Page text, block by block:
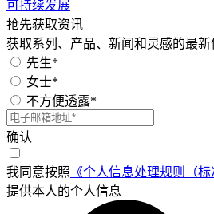
可持续发展
抢先获取资讯
获取系列、产品、新闻和灵感的最新
先生*
女士*
不方便透露*
确认
我同意按照 《个人信息处理规则（标
提供本人的个人信息